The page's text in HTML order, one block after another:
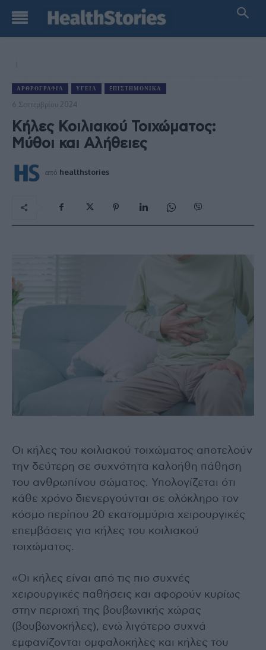
ΑΡΘΡΟΓΡΑΦΊΑ ΥΓΕΊΑ EΠΙΣΤΗΜΟΝΙΚΆ
6 Σεπτεμβρίου 2024
Κήλες Κοιλιακού Τοιχώματος:
Μύθοι και Αλήθειες
από healthstories
Οι κήλες του κοιλιακού τοιχώματος αποτελούν
την δεύτερη σε συχνότητα καλοήθη πάθηση
του ανθρωπίνου σώματος. Υπολογίζεται ότι
κάθε χρόνο διενεργούνται σε ολόκληρο τον
κόσμο περίπου 20 εκατομμύρια χειρουργικές
επεμβάσεις για κήλες του κοιλιακού
τοιχώματος.
«Οι κήλες είναι από τις πιο συχνές
χειρουργικές παθήσεις και αφορούν κυρίως
στην περιοχή της βουβωνικής χώρας
(βουβωνοκήλες), ενώ λιγότερο συχνά
εμφανίζονται ομφαλοκήλες και κήλες του